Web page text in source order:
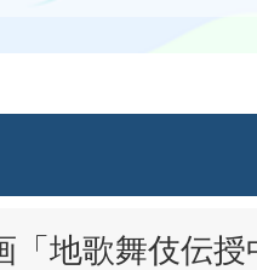
「地歌舞伎伝授